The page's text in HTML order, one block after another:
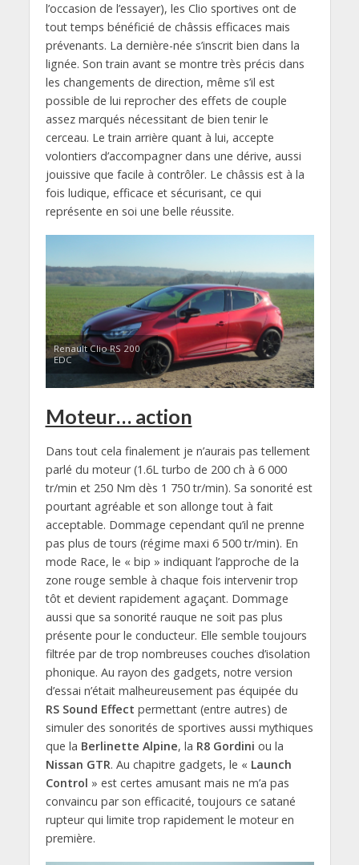
l’occasion de l’essayer), les Clio sportives ont de
tout temps bénéficié de châssis efficaces mais
prévenants. La dernière-née s’inscrit bien dans la
lignée. Son train avant se montre très précis dans
les changements de direction, même s’il est
possible de lui reprocher des effets de couple
assez marqués nécessitant de bien tenir le
cerceau. Le train arrière quant à lui, accepte
volontiers d’accompagner dans une dérive, aussi
jouissive que facile à contrôler. Le châssis est à la
fois ludique, efficace et sécurisant, ce qui
représente en soi une belle réussite.
Renault Clio RS 200
EDC
Moteur… action
Dans tout cela finalement je n’aurais pas tellement
parlé du moteur (1.6L turbo de 200 ch à 6 000
tr/min et 250 Nm dès 1 750 tr/min). Sa sonorité est
pourtant agréable et son allonge tout à fait
acceptable. Dommage cependant qu’il ne prenne
pas plus de tours (régime maxi 6 500 tr/min). En
mode Race, le « bip » indiquant l’approche de la
zone rouge semble à chaque fois intervenir trop
tôt et devient rapidement agaçant. Dommage
aussi que sa sonorité rauque ne soit pas plus
présente pour le conducteur. Elle semble toujours
filtrée par de trop nombreuses couches d’isolation
phonique. Au rayon des gadgets, notre version
d’essai n’était malheureusement pas équipée du
RS Sound Effect permettant (entre autres) de
simuler des sonorités de sportives aussi mythiques
que la Berlinette Alpine, la R8 Gordini ou la
Nissan GTR. Au chapitre gadgets, le « Launch
Control » est certes amusant mais ne m’a pas
convaincu par son efficacité, toujours ce satané
rupteur qui limite trop rapidement le moteur en
première.